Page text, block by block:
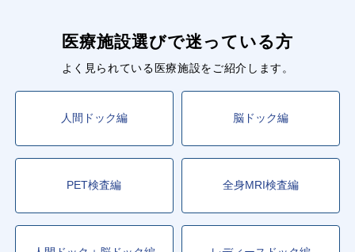
医療施設選びで迷っている方
よく見られている医療施設をご紹介します。
人間ドック編 脳ドック編
PET検査編 全身MRI検査編